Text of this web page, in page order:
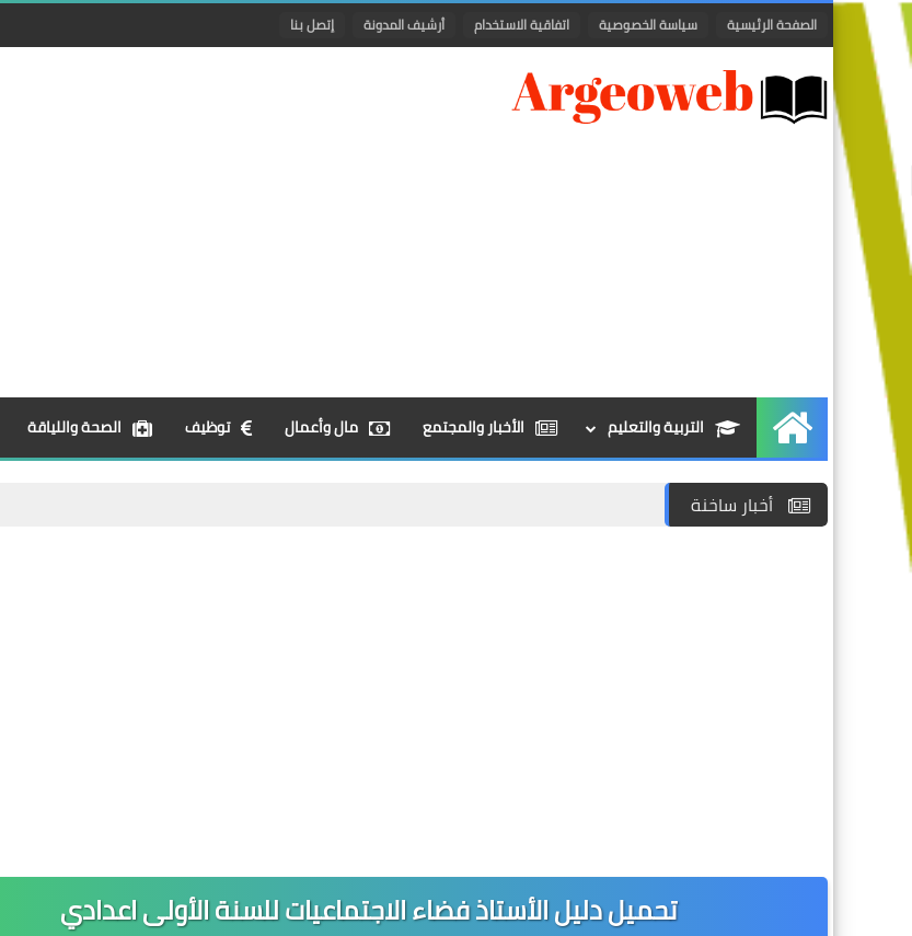
الصفحة الرئيسية سياسة الخصوصية اتفاقية الاستخدام أرشيف المدونة إتصل بنا
الرئيسية التربية والتعليم الأخبار والمجتمع مال وأعمال توظيف الصحة واللياقة
أخبار ساخنة
تحميل دليل الأستاذ فضاء الاجتماعيات للسنة الأولى اعدادي